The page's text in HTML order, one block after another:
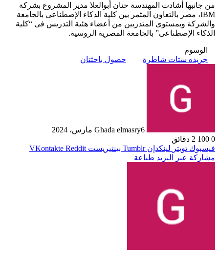
من جانبها أشادت المهندسة حنان أبوالعلا مدير المشروع بشركة
IBM، مصر بالتعاون المثمر بين كلية الذكاء الإصطناعى بالجامعة
والشركة وبمستوى المتدربين من أعضاء هئية التدريس فى “كلية
الذكاء الإصطناعى” بالجامعة المصرية الروسية.
الوسوم
جريده ستات شاطرة
حصول باحثتان
Ghada elmasry6 مارس، 2024
0
2 دقائق
فيسبوك تويتر لينكدإن بينتيريست
مشاركة عبر البريد طباعة